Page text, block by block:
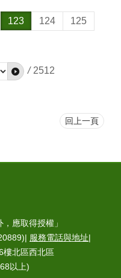
123 124
125
/ 2512
回上一頁
應取得授權」
服務電話與地址|
樓北區西北區
以上)